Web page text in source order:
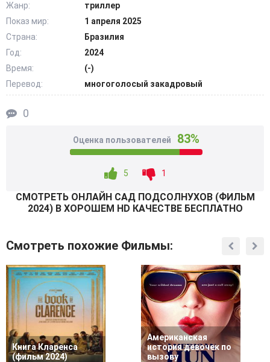
Жанр:
триллер
Показ мир:
1 апреля 2025
Страна:
Бразилия
Год:
2024
Время:
(-)
Перевод:
многоголосый закадровый
0
Оценка пользователей 83%
5 1
СМОТРEТЬ ОНЛАЙН САД ПОДСОЛНУХОВ (ФИЛЬМ
2024) В ХОРОШЕМ HD КАЧЕСТВЕ БЕСПЛАТНО
Смотреть похожие Фильмы:
Книга Кларенса
(фильм 2024)
Американская
история девочек по
вызову